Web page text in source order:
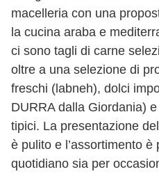
macelleria con una
la cucina araba e
ci sono tagli di carne
oltre a una selezione di
freschi (labneh), dolci
DURRA dalla Giordania)
tipici. La presentazione
è pulito e l’assortimento è
quotidiano sia per